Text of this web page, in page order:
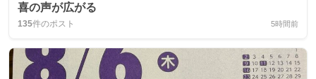
喜の声が広がる
135件のポスト 5時間前